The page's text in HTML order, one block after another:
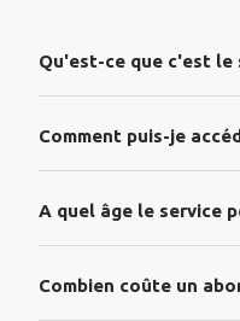
Qu'est-ce que c'est le
Comment puis-je
A quel âge le service
Combien coûte un